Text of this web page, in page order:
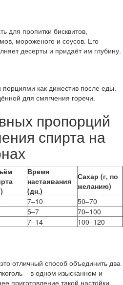
для пропитки бисквитов,
мороженого и соусов. Его
десерты и придаёт им глубину.
как дижестив после еды.
для смягчения горечи.
пропорций
спирта на
Время
настаивания
(дн.)
Сахар (г, по
желанию)
7–10
50–70
5–7
70–100
7–14 100–120
отличный способ объединить два
– в одном изысканном и
приготовление такой настойки